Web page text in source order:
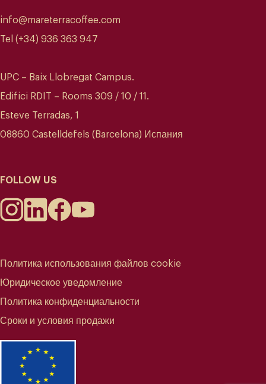
info@mareterracoffee.com
Tel (+34) 936 363 947
UPC – Baix Llobregat Campus.
Edifici RDIT – Rooms 309 / 10 / 11.
Esteve Terradas, 1
08860 Castelldefels (Barcelona) Испания
FOLLOW US
Политика использования файлов cookie
Юридическое уведомление
Политика конфиденциальности
Сроки и условия продажи